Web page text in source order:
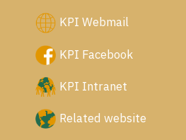
KPI Webmail
KPI Facebook
KPI Intranet
Related website